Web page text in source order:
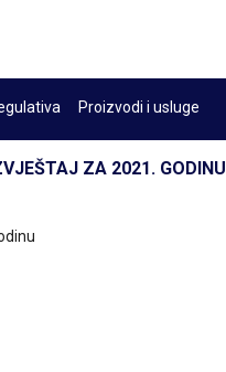
Proizvodi i usluge
ZA 2021. GODINU